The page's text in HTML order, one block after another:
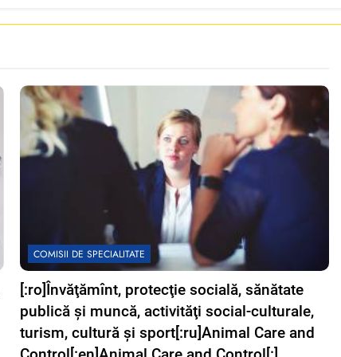
COMISII DE SPECIALITATE
[:ro]Învăţămînt, protecţie socială, sănătate
publică şi muncă, activităţi social-culturale,
turism, cultură şi sport[:ru]Animal Care and